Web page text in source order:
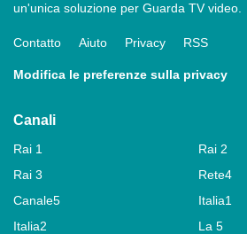
un'unica soluzione per Guarda TV video.
Contatto Aiuto Privacy RSS
Modifica le preferenze sulla privacy
Canali
Rai 1
Rai 2
Rai 3
Rete4
Canale5
Italia1
Italia2
La 5